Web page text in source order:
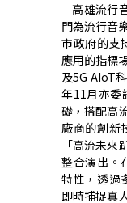
高雄流行
門為流行音
市政府的支
應用的指標
及5G AIoT
年11月亦委
礎，搭配高
廠商的創新
「高流未
整合演出。
特性，透過
即時捕捉真